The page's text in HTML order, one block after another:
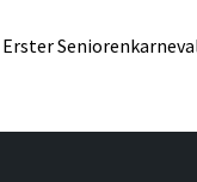
Erster